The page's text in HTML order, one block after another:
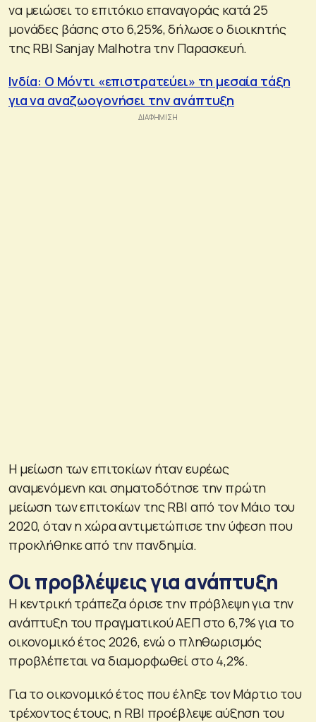
να μειώσει το επιτόκιο επαναγοράς κατά 25
μονάδες βάσης στο 6,25%, δήλωσε ο διοικητής
της RBI Sanjay Malhotra την Παρασκευή.
Ινδία: Ο Μόντι «επιστρατεύει» τη μεσαία τάξη
για να αναζωογονήσει την ανάπτυξη
Η μείωση των επιτοκίων ήταν ευρέως
αναμενόμενη και σηματοδότησε την πρώτη
μείωση των επιτοκίων της RBI από τον Μάιο του
2020, όταν η χώρα αντιμετώπισε την ύφεση που
προκλήθηκε από την πανδημία.
Οι προβλέψεις για ανάπτυξη
Η κεντρική τράπεζα όρισε την πρόβλεψη για την
ανάπτυξη του πραγματικού ΑΕΠ στο 6,7% για το
οικονομικό έτος 2026, ενώ ο πληθωρισμός
προβλέπεται να διαμορφωθεί στο 4,2%.
Για το οικονομικό έτος που έληξε τον Μάρτιο του
τρέχοντος έτους, η RBI προέβλεψε αύξηση του